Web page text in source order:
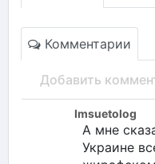
Комментарии
Добавить
Imsuetolog
А мне
Украине